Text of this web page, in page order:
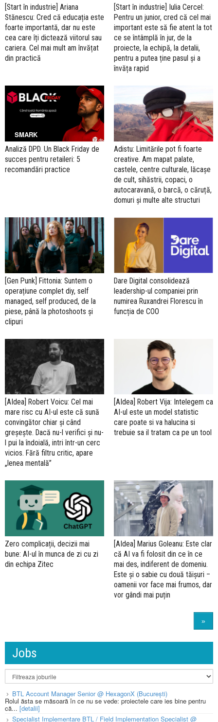
[Start în industrie] Ariana
Stănescu: Cred că educația este
foarte importantă, dar nu este
cea care îți dictează viitorul sau
cariera. Cel mai mult am învățat
din practică
[Start în industrie] Iulia Cercel:
Pentru un junior, cred că cel mai
important este să fie atent la tot
ce se întâmplă în jur, de la
proiecte, la echipă, la detalii,
pentru a putea ține pasul și a
învăța rapid
SMARK
Analiză DPD. Un Black Friday de
succes pentru retaileri: 5
recomandări practice
Adistu: Limitările pot fi foarte
creative. Am mapat palate,
castele, centre culturale, lăcașe
de cult, sihăstrii, copaci, o
autocaravană, o barcă, o căruță,
domuri și multe alte structuri
[Gen Punk] Fittonia: Suntem o
operațiune complet diy, self
managed, self produced, de la
piese, până la photoshoots și
clipuri
Dare Digital consolidează
leadership-ul companiei prin
numirea Ruxandrei Florescu în
funcția de COO
[AIdea] Robert Voicu: Cel mai
mare risc cu AI-ul este că sună
convingător chiar și când
greșește. Dacă nu-l verifici și nu-
l pui la îndoială, intri într-un cerc
vicios. Fără filtru critic, apare
„lenea mentală”
[AIdea] Robert Vija: Intelegem ca
AI-ul este un model statistic
care poate si va halucina si
trebuie sa il tratam ca pe un tool
Zero complicații, decizii mai
bune: AI-ul în munca de zi cu zi
din echipa Zitec
[AIdea] Marius Goleanu: Este clar
că AI va fi folosit din ce în ce
mai des, indiferent de domeniu.
Este și o sabie cu două tăișuri –
oamenii vor face mai frumos, dar
vor gândi mai puțin
»
Jobs
BTL Account Manager Senior @ HexagonX (București)
Rolul ăsta se măsoară în ce nu se vede: proiectele care ies bine pentru
că... [detalii]
Specialist Implementare BTL / Field Implementation Specialist @